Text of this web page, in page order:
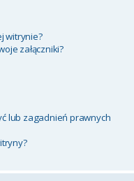
witrynie?
załączniki?
lub zagadnień prawnych